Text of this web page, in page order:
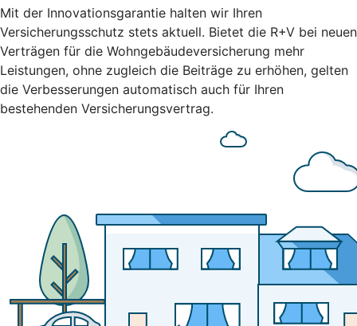
Mit der Innovationsgarantie halten wir Ihren
Versicherungsschutz stets aktuell. Bietet die R+V bei neuen
Verträgen für die Wohngebäudeversicherung mehr
Leistungen, ohne zugleich die Beiträge zu erhöhen, gelten
die Verbesserungen automatisch auch für Ihren
bestehenden Versicherungsvertrag.